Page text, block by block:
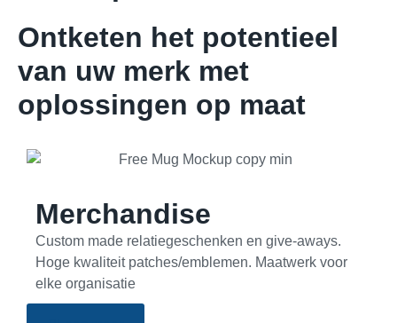
Ontketen het potentieel
van uw merk met
oplossingen op maat
Merchandise
Custom made relatiegeschenken en give-aways.
Hoge kwaliteit patches/emblemen. Maatwerk voor
elke organisatie